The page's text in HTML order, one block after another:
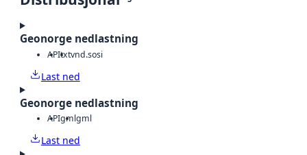
Geonorge nedlastning
APItxtvnd.sosi
Last ned
Geonorge nedlastning
APIgmlgml
Last ned